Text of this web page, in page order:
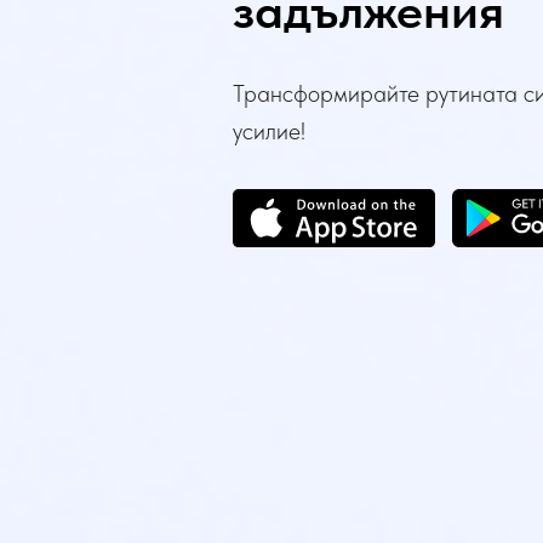
Трансформирайте рутината
усилие!